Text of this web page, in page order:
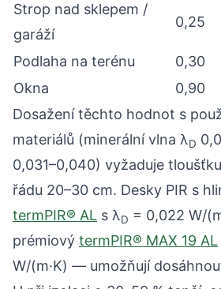
Strop nad sklepem /
garáží
0,25
Podlaha na terénu
0,30
Okna
0,90
Dosažení těchto hodnot s
materiálů (minerální vlna λD
0,031–0,040) vyžaduje
řádu 20–30 cm. Desky PIR s
termPIR® AL s λD = 0,022 W/
prémiový termPIR® MAX 19 AL
W/(m·K) — umožňují